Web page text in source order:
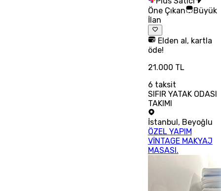
Öne Çıkan
Büyük
İlan
Elden al, kartla
öde!
21.000 TL
6 taksit
SIFIR YATAK ODASI
TAKIMI
İstanbul, Beyoğlu
ÖZEL YAPIM
VİNTAGE MAKYAJ
MASASI.